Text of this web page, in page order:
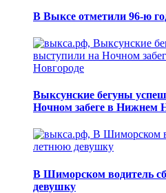
В Выксе отметили 96-ю
Выксунские бегуны
Ночном забеге в Нижнем
В Шиморском водитель
девушку